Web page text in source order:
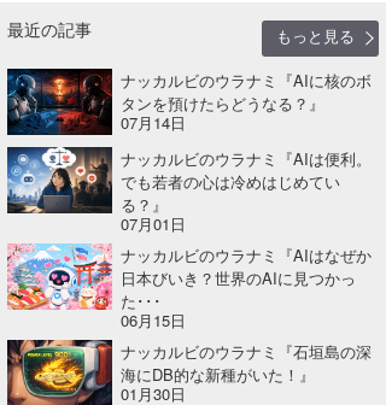
最近の記事
もっと見る
ナッカルビのウラナミ『AIに核のボ
タンを預けたらどうなる？』
07月14日
ナッカルビのウラナミ『AIは便利。
でも若者の心は冷めはじめてい
る？』
07月01日
ナッカルビのウラナミ『AIはなぜか
日本びいき？世界のAIに見つかっ
た･･･
06月15日
ナッカルビのウラナミ『石垣島の深
海にDB的な新種がいた！』
01月30日
YUKI☆
たっちー
ハンマー
まっきー
三輪予報士
小川予報士
上田純子
上條将美